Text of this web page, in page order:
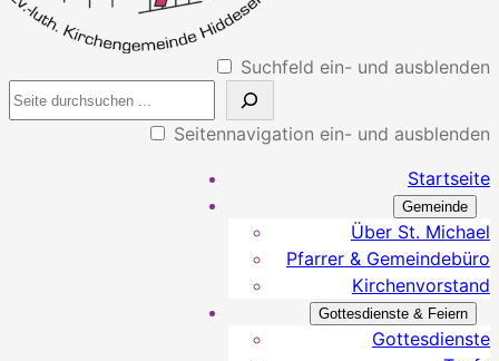
Suchfeld ein- und ausblenden
Seitennavigation ein- und ausblenden
Startseite
Gemeinde
Über St. Michael
Pfarrer & Gemeindebüro
Kirchenvorstand
Gottesdienste & Feiern
Gottesdienste